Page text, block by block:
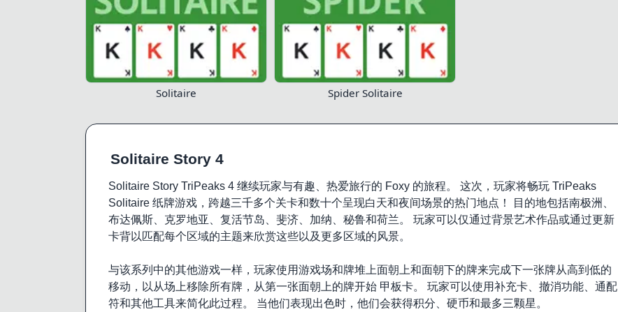
Solitaire Spider Solitaire
Solitaire Story 4
Solitaire Story TriPeaks 4 继续玩家与有趣、热爱旅行的 Foxy 的旅程。 这次，玩家将畅玩 TriPeaks
Solitaire 纸牌游戏，跨越三千多个关卡和数十个呈现白天和夜间场景的热门地点！ 目的地包括南极洲、
布达佩斯、克罗地亚、复活节岛、斐济、加纳、秘鲁和荷兰。 玩家可以仅通过背景艺术作品或通过更新
卡背以匹配每个区域的主题来欣赏这些以及更多区域的风景。
与该系列中的其他游戏一样，玩家使用游戏场和牌堆上面朝上和面朝下的牌来完成下一张牌从高到低的
移动，以从场上移除所有牌，从第一张面朝上的牌开始 甲板卡。 玩家可以使用补充卡、撤消功能、通配
符和其他工具来简化此过程。 当他们表现出色时，他们会获得积分、硬币和最多三颗星。